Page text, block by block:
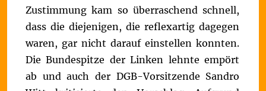
Zustimmung kam so überraschend schnell,
dass die diejenigen, die reflexartig dagegen
waren, gar nicht darauf einstellen konnten.
Die Bundespitze der Linken lehnte empört
ab und auch der DGB-Vorsitzende Sandro